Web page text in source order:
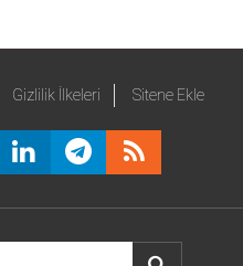
Gizlilik İlkeleri Sitene Ekle